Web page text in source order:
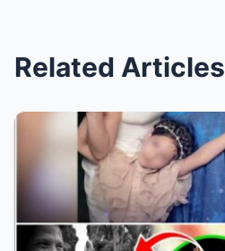
Related Articles